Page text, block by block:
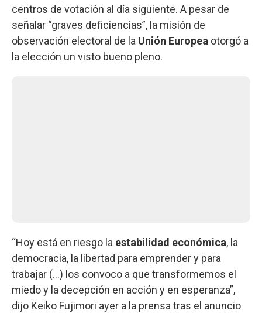
centros de votación al día siguiente. A pesar de
señalar “graves deficiencias”, la misión de
observación electoral de la Unión Europea otorgó a
la elección un visto bueno pleno.
“Hoy está en riesgo la estabilidad económica, la
democracia, la libertad para emprender y para
trabajar (...) los convoco a que transformemos el
miedo y la decepción en acción y en esperanza”,
dijo Keiko Fujimori ayer a la prensa tras el anuncio